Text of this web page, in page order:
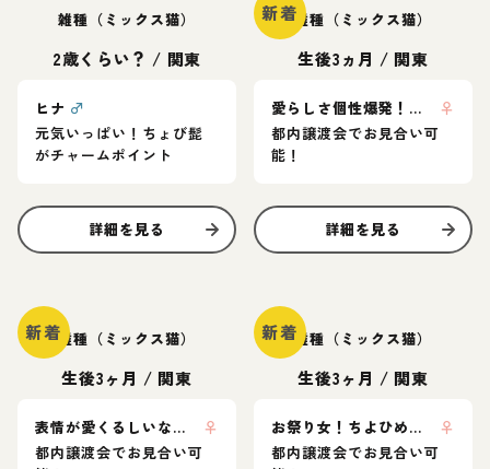
雑種（ミックス猫）
2歳くらい？ / 関東
ヒナ ♂
元気いっぱい！ちょび髭
がチャームポイント
詳細を見る
新着雑種（ミックス猫）
生後3ヵ月 / 関東
愛らしさ個性爆発！ドロンジョちゃん💘
♀
都内譲渡会でお見合い可
能！
詳細を見る
新着雑種（ミックス猫）
生後3ヶ月 / 関東
表情が愛くるしいなつっこちゃん🍑
♀
都内譲渡会でお見合い可
新着雑種（ミックス猫）
生後3ヶ月 / 関東
お祭り女！ちよひめちゃん🍑
♀
都内譲渡会でお見合い可